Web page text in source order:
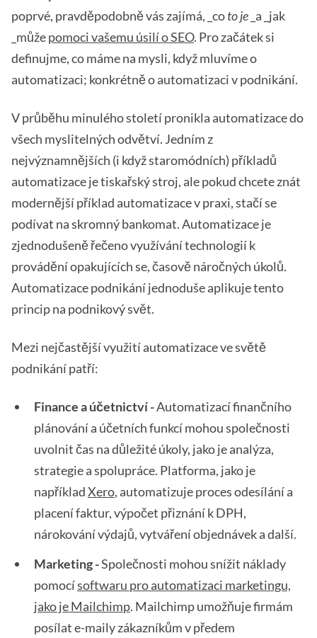
poprvé, pravděpodobně vás zajímá, _coto je _a _jak
_můžepomoci vašemu úsilí o SEO. Pro začátek si
definujme, co máme na mysli, když mluvíme o
automatizaci; konkrétně o automatizaci v podnikání.
V průběhu minulého století pronikla automatizace do
všech myslitelných odvětví. Jedním z
nejvýznamnějších (i když staromódních) příkladů
automatizace je tiskařský stroj, ale pokud chcete znát
modernější příklad automatizace v praxi, stačí se
podívat na skromný bankomat. Automatizace je
zjednodušeně řečeno využívání technologií k
provádění opakujících se, časově náročných úkolů.
Automatizace podnikání jednoduše aplikuje tento
princip na podnikový svět.
Mezi nejčastější využití automatizace ve světě
podnikání patří:
Finance a účetnictví -Automatizací finančního
plánování a účetních funkcí mohou společnosti
uvolnit čas na důležité úkoly, jako je analýza,
strategie a spolupráce. Platforma, jako je
napříkladXero, automatizuje proces odesílání a
placení faktur, výpočet přiznání k DPH,
nárokování výdajů, vytváření objednávek a další.
Marketing -Společnosti mohou snížit náklady
pomocísoftwaru pro automatizaci marketingu,
jako je Mailchimp. Mailchimp umožňuje firmám
posílat e-maily zákazníkům v předem